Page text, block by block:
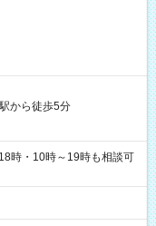
から徒歩5分
時・10時～19時も相談可